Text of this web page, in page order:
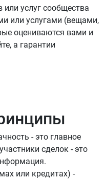
услуг сообщества
или услугами (вещами,
оцениваются вами и
а гарантии
- это главное
сделок - это
или кредитах) -